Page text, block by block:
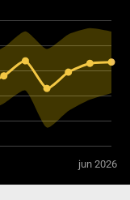
jun 2026